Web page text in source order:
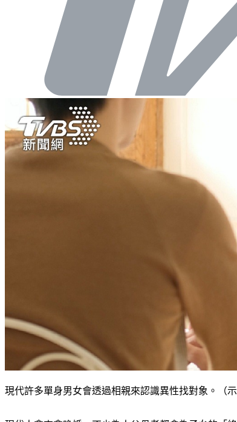
現代許多單身男女會透過相親來認識異性找對象。（示